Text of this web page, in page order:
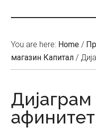
You are here: Home /
магазин Капитал /
Дијаграм